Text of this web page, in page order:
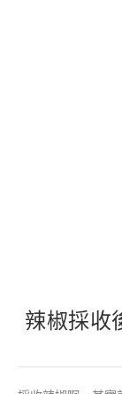
辣椒採收